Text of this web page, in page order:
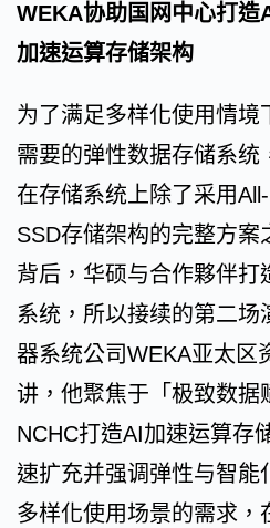
WEKA协助国网中心打造
加速运算存储架构
为了满足多样化使用情境
需要的弹性数据存储系统
在存储系统上除了采用
SSD存储架构的完整方案
背后，华硕与合作夥伴打
系统，所以接续的第二场
器系统公司WEKA亚太区
讲，他聚焦于「极致数据
NCHC打造AI加速运算存
速扩充并强调弹性与智能
多样化使用场景的需求，